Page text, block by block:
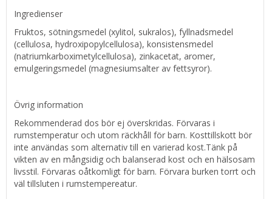
Ingredienser
Fruktos, sötningsmedel (xylitol, sukralos), fyllnadsmedel
(cellulosa, hydroxipopylcellulosa), konsistensmedel
(natriumkarboximetylcellulosa), zinkacetat, aromer,
emulgeringsmedel (magnesiumsalter av fettsyror).
Övrig information
Rekommenderad dos bör ej överskridas. Förvaras i
rumstemperatur och utom räckhåll för barn. Kosttillskott bör
inte användas som alternativ till en varierad kost.Tänk på
vikten av en mångsidig och balanserad kost och en hälsosam
livsstil. Förvaras oåtkomligt för barn. Förvara burken torrt och
väl tillsluten i rumstempereatur.